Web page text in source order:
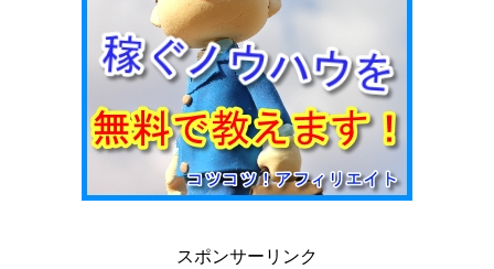
スポンサーリンク